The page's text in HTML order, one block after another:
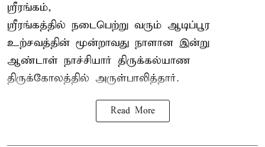
ஸ்ரீரங்கம்,
ஸ்ரீரங்கத்தில் நடைபெற்று வரும் ஆடிப்பூர
உற்சவத்தின் மூன்றாவது நாளான இன்று
ஆண்டாள் நாச்சியார் திருக்கல்யாண
திருக்கோலத்தில் அருள்பாலித்தார்.
Read More